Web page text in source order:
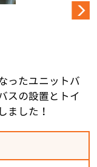
ったユニットバ
スの設置とトイ
ました！